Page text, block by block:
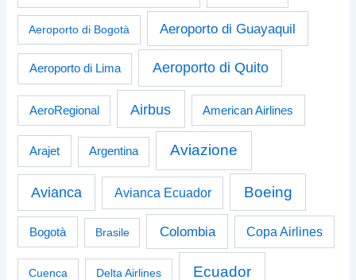
Aeroporto di Bogotà Aeroporto di Guayaquil
Aeroporto di Lima Aeroporto di Quito
AeroRegional Airbus American Airlines
Arajet Argentina Aviazione
Avianca Avianca Ecuador Boeing
Bogotà Brasile Colombia Copa Airlines
Cuenca Delta Airlines Ecuador